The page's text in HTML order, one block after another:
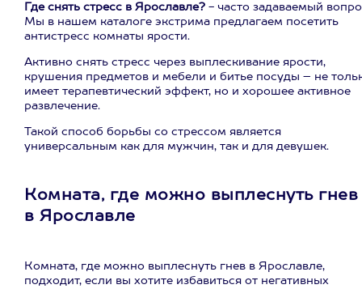
Где снять стресс в Ярославле? - часто задаваемый
Мы в нашем каталоге экстрима предлагаем посетить
антистресс комнаты ярости.
Активно снять стресс через выплескивание ярости,
крушения предметов и мебели и битье посуды – не
имеет терапевтический эффект, но и хорошее активное
развлечение.
Такой способ борьбы со стрессом является
универсальным как для мужчин, так и для девушек.
Комната, где можно выплеснуть гнев
в Ярославле
Комната, где можно выплеснуть гнев в Ярославле,
подходит, если вы хотите избавиться от негативных